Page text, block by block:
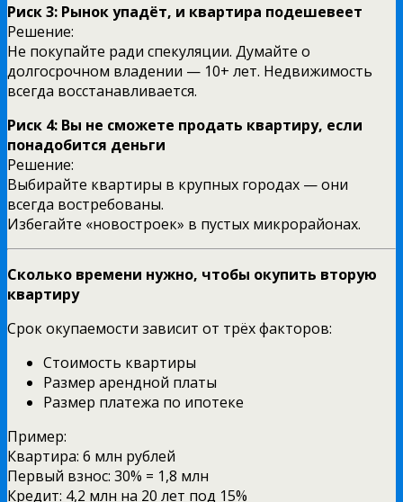
Риск 3: Рынок упадёт, и квартира подешевеет
Решение:
Не покупайте ради спекуляции. Думайте о
долгосрочном владении — 10+ лет. Недвижимость
всегда восстанавливается.
Риск 4: Вы не сможете продать квартиру, если
понадобится деньги
Решение:
Выбирайте квартиры в крупных городах — они
всегда востребованы.
Избегайте «новостроек» в пустых микрорайонах.
Сколько времени нужно, чтобы окупить вторую
квартиру
Срок окупаемости зависит от трёх факторов:
Стоимость квартиры
Размер арендной платы
Размер платежа по ипотеке
Пример:
Квартира: 6 млн рублей
Первый взнос: 30% = 1,8 млн
Кредит: 4,2 млн на 20 лет под 15%